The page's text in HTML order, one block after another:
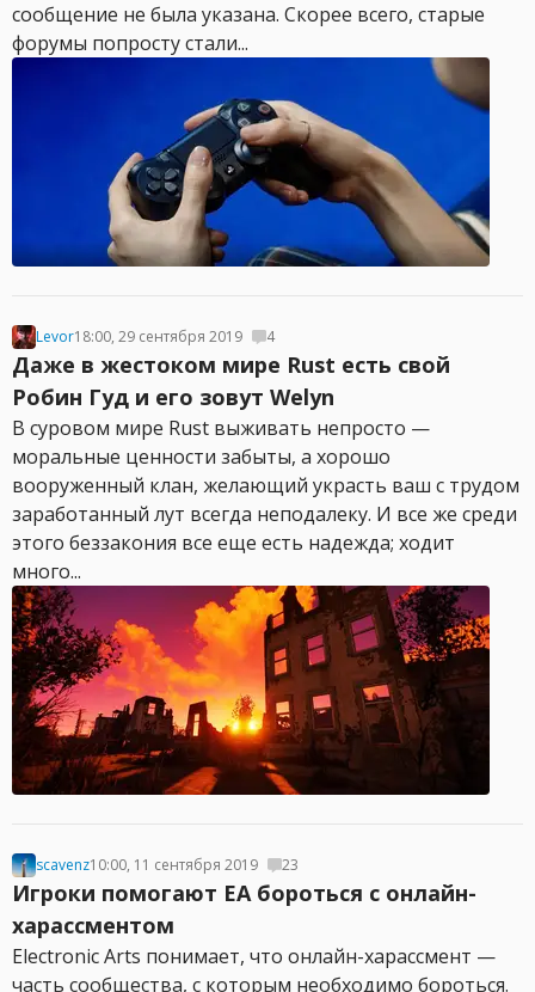
сообщение не была указана. Скорее всего, старые
форумы попросту стали...
Levor18:00, 29 сентября 2019 4
Даже в жестоком мире Rust есть свой
Робин Гуд и его зовут Welyn
В суровом мире Rust выживать непросто —
моральные ценности забыты, а хорошо
вооруженный клан, желающий украсть ваш с трудом
заработанный лут всегда неподалеку. И все же среди
этого беззакония все еще есть надежда; ходит
много...
scavenz10:00, 11 сентября 2019 23
Игроки помогают EA бороться с онлайн-
харассментом
Electronic Arts понимает, что онлайн-харассмент —
часть сообщества, с которым необходимо бороться.